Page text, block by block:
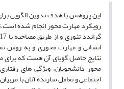
این پژوهش با هدف تدوین الگویی
رویکرد مهارت محور انجام شده
انسانی و مهارت محوری و به روش
نتایج حاصل گویای آن هست که برای
محور دانشجویان، ویژگی های
اجتماعی و تعامل سازنده آنان با